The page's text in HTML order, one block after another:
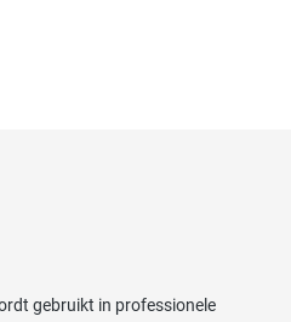
gebruikt in professionele